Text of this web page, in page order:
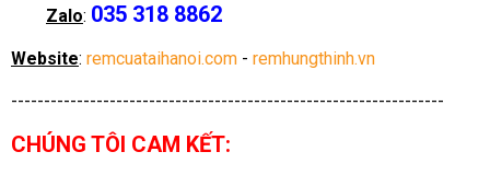
Zalo: 035 318 8862
Website: remcuataihanoi.com - remhungthinh.vn
------------------------------------------------------------------
CHÚNG TÔI CAM KẾT: